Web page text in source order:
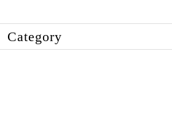
Category